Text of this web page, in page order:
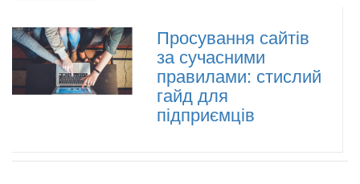
Просування сайтів
за сучасними
правилами: стислий
гайд для
підприємців